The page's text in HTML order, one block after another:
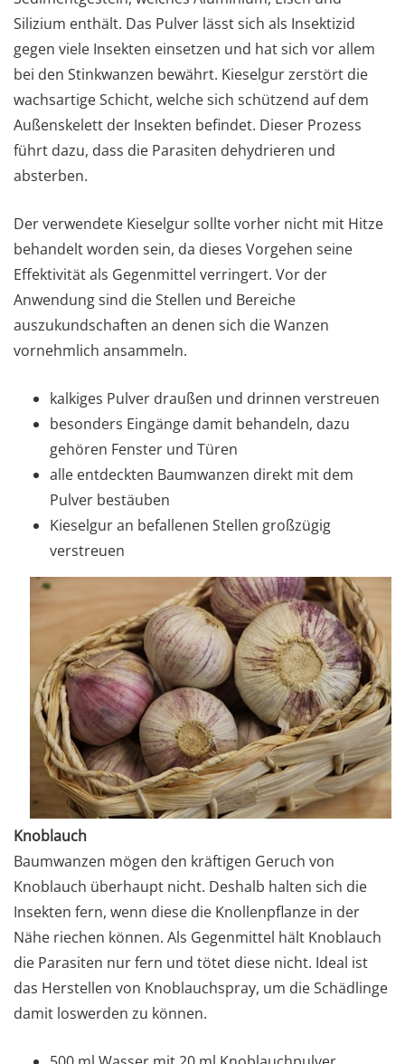
Silizium enthält. Das Pulver lässt sich als Insektizid
gegen viele Insekten einsetzen und hat sich vor allem
bei den Stinkwanzen bewährt. Kieselgur zerstört die
wachsartige Schicht, welche sich schützend auf dem
Außenskelett der Insekten befindet. Dieser Prozess
führt dazu, dass die Parasiten dehydrieren und
absterben.
Der verwendete Kieselgur sollte vorher nicht mit Hitze
behandelt worden sein, da dieses Vorgehen seine
Effektivität als Gegenmittel verringert. Vor der
Anwendung sind die Stellen und Bereiche
auszukundschaften an denen sich die Wanzen
vornehmlich ansammeln.
kalkiges Pulver draußen und drinnen verstreuen
besonders Eingänge damit behandeln, dazu
gehören Fenster und Türen
alle entdeckten Baumwanzen direkt mit dem
Pulver bestäuben
Kieselgur an befallenen Stellen großzügig
verstreuen
Knoblauch
Baumwanzen mögen den kräftigen Geruch von
Knoblauch überhaupt nicht. Deshalb halten sich die
Insekten fern, wenn diese die Knollenpflanze in der
Nähe riechen können. Als Gegenmittel hält Knoblauch
die Parasiten nur fern und tötet diese nicht. Ideal ist
das Herstellen von Knoblauchspray, um die Schädlinge
damit loswerden zu können.